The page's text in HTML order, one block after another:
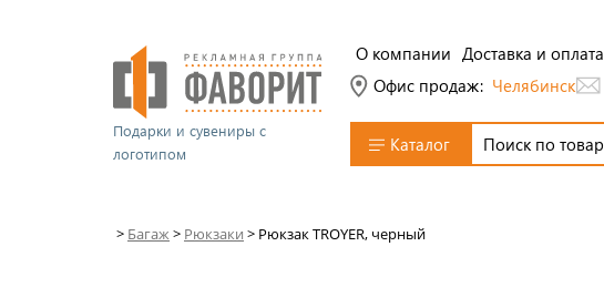
Подарки и сувениры с
логотипом
О компании Доставка и оплата
Офис продаж: Челябинск
Каталог
> Багаж > Рюкзаки > Рюкзак TROYER, черный